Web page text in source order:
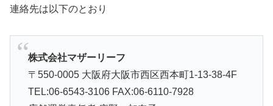
連絡先は以下のとおり
株式会社マザーリーフ
〒550-0005 大阪府大阪市西区西本町1-13-38-4F
TEL:06-6543-3106 FAX:06-6110-7928